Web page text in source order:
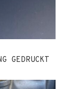
GEDRUCKT